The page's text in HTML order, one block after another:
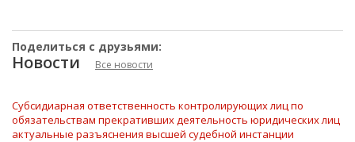
Поделиться с друзьями:
Новости Все новости
Субсидиарная ответственность контролирующих лиц по
обязательствам прекративших деятельность юридических лиц
актуальные разъяснения высшей судебной инстанции